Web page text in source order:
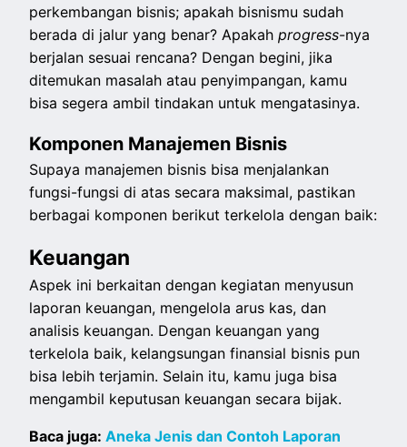
perkembangan bisnis; apakah bisnismu sudah
berada di jalur yang benar? Apakahprogress-nya
berjalan sesuai rencana? Dengan begini, jika
ditemukan masalah atau penyimpangan, kamu
bisa segera ambil tindakan untuk mengatasinya.
Komponen Manajemen Bisnis
Supaya manajemen bisnis bisa menjalankan
fungsi-fungsi di atas secara maksimal, pastikan
berbagai komponen berikut terkelola dengan baik:
Keuangan
Aspek ini berkaitan dengan kegiatan menyusun
laporan keuangan, mengelola arus kas, dan
analisis keuangan. Dengan keuangan yang
terkelola baik, kelangsungan finansial bisnis pun
bisa lebih terjamin. Selain itu, kamu juga bisa
mengambil keputusan keuangan secara bijak.
Baca juga:Aneka Jenis dan Contoh Laporan